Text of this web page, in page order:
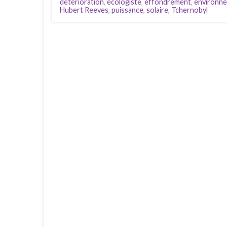
détérioration, écologiste, effondrement,
Hubert Reeves, puissance, solaire, Tchernobyl